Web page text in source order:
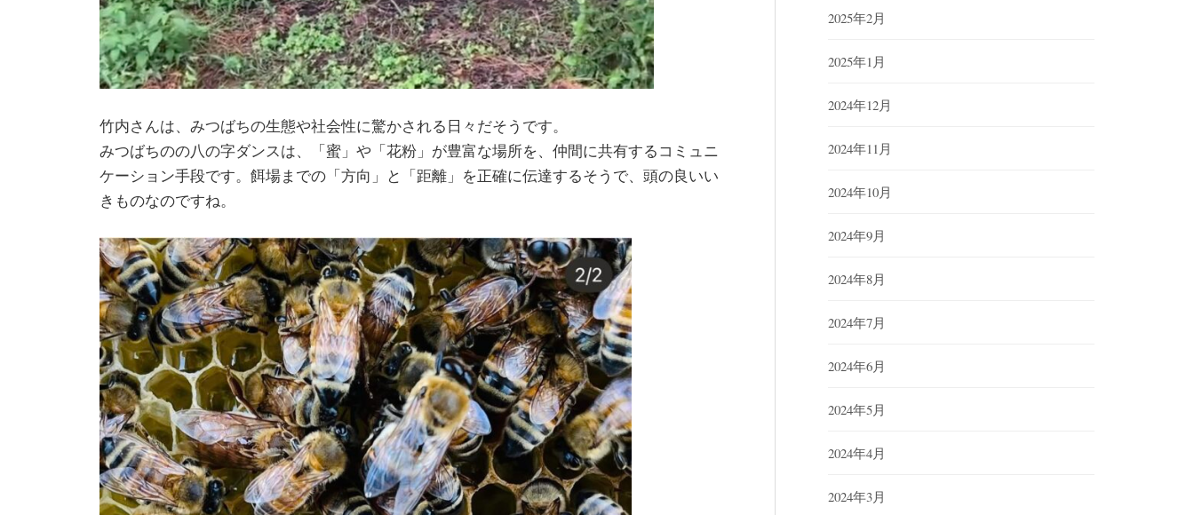
竹内さんは、みつばちの生態や社会性に驚かされる日々だそうです。
みつばちのの八の字ダンスは、「蜜」や「花粉」が豊富な場所を、仲間に共有するコミュニ
ケーション手段です。餌場までの「方向」と「距離」を正確に伝達するそうで、頭の良いい
きものなのですね。
2025年2月
2025年1月
2024年12月
2024年11月
2024年10月
2024年9月
2024年8月
2024年7月
2024年6月
2024年5月
2024年4月
2024年3月